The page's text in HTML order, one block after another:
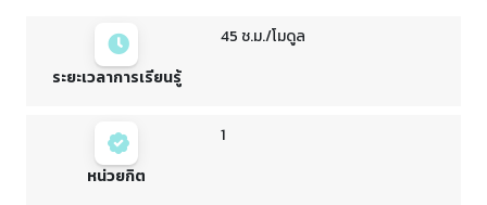
ระยะเวลาการเรียนรู้
45 ช.ม./โมดูล
หน่วยกิต
1